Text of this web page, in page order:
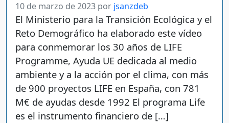
10 de marzo de 2023 por jsanzdeb
El Ministerio para la Transición Ecológica y el
Reto Demográfico ha elaborado este vídeo
para conmemorar los 30 años de LIFE
Programme, Ayuda UE dedicada al medio
ambiente y a la acción por el clima, con más
de 900 proyectos LIFE en España, con 781
M€ de ayudas desde 1992 El programa Life
es el instrumento financiero de […]